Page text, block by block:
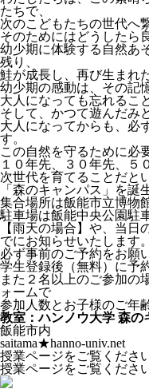
たちで、
次のこどもたちの世代へ
そのためにはどうしたら
幼少期に体験する自然あ
残り、
鮭が成長し、再び生まれ
幼少期の感動は、その記
大人になっても忘れるこ
そして、かつて遊んだみ
大人になってからも、必
す。
この自然を守るために必
１０年先、３０年先、５
次世代を育てることだと
「森のキャンパス」を誕
集合場所は飯能市立博物
駐車場は飯能中央公園駐
【雨天の場合】や、当日
でにお知らせいたします。
必ず事前のご予約をお願
学生登録後（無料）に予
また２名以上のご参加の
ォームで
参加人数とお子様のご年
教室：ハンノウ大学 森の
飯能市内
saitama★hanno-univ.net
授業ページをご覧くださ
授業ページをご覧くださ